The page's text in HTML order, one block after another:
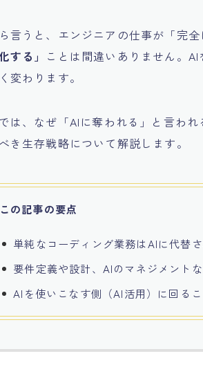
言うと、エンジニアの仕事が「完
する」 ことは間違いありません。
変わります。
は、なぜ「AIに奪われる」と言わ
き生存戦略について解説します。
この記事の要点
単純なコーディング業務はAIに代替
要件定義や設計、AIのマネジメント
AIを使いこなす側（AI活用）に回るこ